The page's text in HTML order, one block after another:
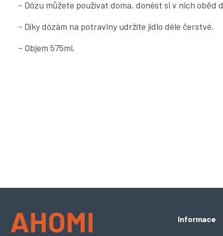
- Dózu můžete používat doma, donést si v nich oběd
- Díky dózám na potraviny udržíte jídlo déle čerstvé.
- Objem 575ml.
Informace